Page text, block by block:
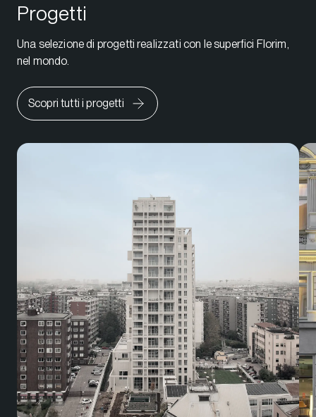
Progetti
Una selezione di progetti realizzati con le superfici Florim,
nel mondo.
Scopri tutti i progetti